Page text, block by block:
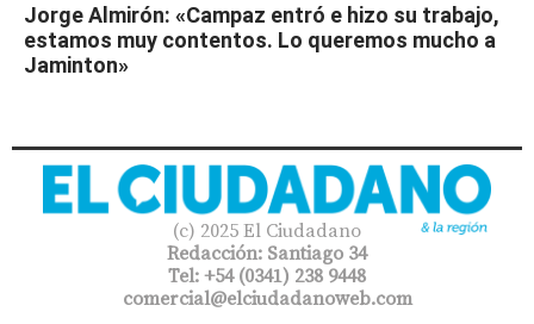
Jorge Almirón: «Campaz entró e hizo su trabajo,
estamos muy contentos. Lo queremos mucho a
Jaminton»
(c) 2025 El Ciudadano
Redacción: Santiago 34
Tel: +54 (0341) 238 9448
comercial@elciudadanoweb.com​